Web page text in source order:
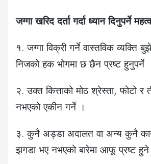
जग्गा खरिद दर्ता गर्दा ध्यान दिनुपर्ने
१. जग्गा विक्री गर्ने वास्तविक व्यक्ति
निजको हक भोगमा छ छैन प्रष्ट हुनुपर्ने
२. उक्त कित्ताको मोठ श्रेस्ता, फोटो र
नभएको एकीन गर्ने ।
३. कुनै अड्डा अदालत वा अन्य कुनै
झगडा भए नभएको बारेमा आफू प्रष्ट